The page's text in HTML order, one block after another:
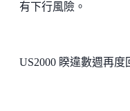
有下行風險。
US2000 睽違數週再度